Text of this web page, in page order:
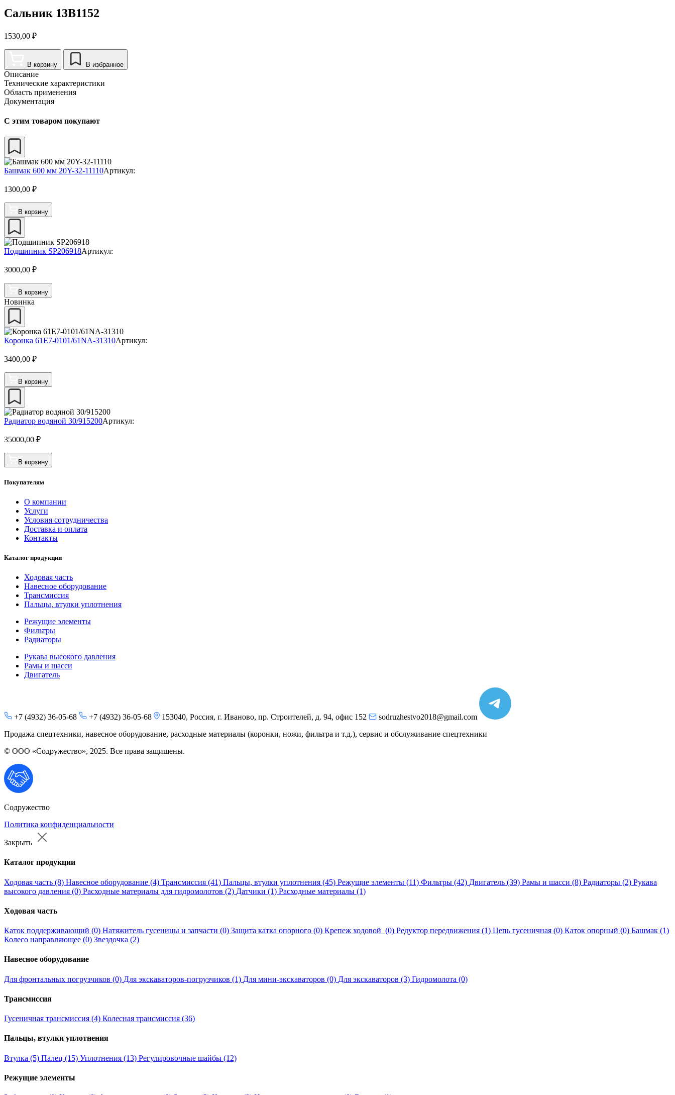
Сальник 13B1152
1530,00 ₽
В корзину В избранное
Описание
Технические характеристики
Область применения
Документация
С этим товаром покупают
Башмак 600 мм 20Y-32-11110Артикул:
1300,00 ₽
В корзину
Подшипник SP206918Артикул:
3000,00 ₽
В корзину
Новинка
Коронка 61E7-0101/61NA-31310Артикул:
3400,00 ₽
В корзину
Радиатор водяной 30/915200Артикул:
35000,00 ₽
В корзину
Покупателям
О компании
Услуги
Условия сотрудничества
Доставка и оплата
Контакты
Каталог продукции
Ходовая часть
Навесное оборудование
Трансмиссия
Пальцы, втулки уплотнения
Режущие элементы
Фильтры
Радиаторы
Рукава высокого давления
Рамы и шасси
Двигатель
+7 (4932) 36-05-68 +7 (4932) 36-05-68 153040, Россия, г. Иваново, пр. Строителей, д. 94, офис 152
sodruzhestvo2018@gmail.com
Продажа спецтехники, навесное оборудование, расходные материалы (коронки, ножи, фильтра и т.д.), сервис и обслуживание спецтехники
© ООО «Содружество», 2025. Все права защищены.
Содружество
Политика конфиденциальности
Закрыть
Каталог продукции
Ходовая часть (8) Навесное оборудование (4) Трансмиссия (41) Пальцы, втулки уплотнения (45) Режущие элементы (11) Фильтры (42) Двигатель (39) Рамы и шасси (8) Радиаторы (2) Рукава
высокого давления (0) Расходные материалы для гидромолотов (2) Датчики (1) Расходные материалы (1)
Ходовая часть
Каток поддерживающий (0) Натяжитель гусеницы и запчасти (0) Защита катка опорного (0) Крепеж ходовой (0) Редуктор передвижения (1) Цепь гусеничная (0) Каток опорный (0) Башмак (1)
Колесо направляющее (0) Звездочка (2)
Навесное оборудование
Для фронтальных погрузчиков (0) Для экскаваторов-погрузчиков (1) Для мини-экскаваторов (0) Для экскаваторов (3) Гидромолота (0)
Трансмиссия
Гусеничная трансмиссия (4) Колесная трансмиссия (36)
Пальцы, втулки уплотнения
Втулка (5) Палец (15) Уплотнения (13) Регулировочные шайбы (12)
Режущие элементы